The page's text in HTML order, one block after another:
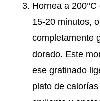
Hornea a
15-20 minutos,
completamente
dorado. Este
ese gratinado
plato de